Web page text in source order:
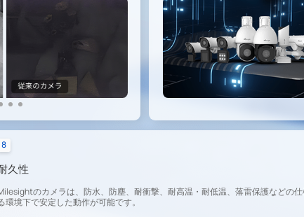
8
久性
のカメラは、防水、防塵、耐衝撃、耐高温・耐低温、落雷保護などの
環境下で安定した動作が可能です。